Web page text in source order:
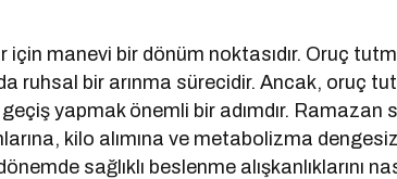
için manevi bir dönüm noktasıdır. Oruç
ruhsal bir arınma sürecidir. Ancak, oruç
yapmak önemli bir adımdır. Ramazan
kilo alımına ve metabolizma
sağlıklı beslenme alışkanlıklarını